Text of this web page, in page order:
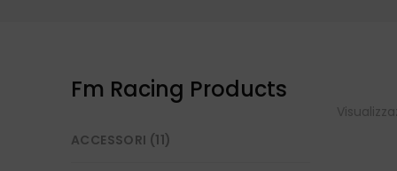
Fm Racing Products
ACCESSORI (11)